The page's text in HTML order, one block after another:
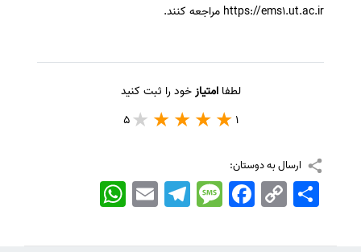
سفارش تهیه کاورلتر
https://ems۱.ut.ac.ir مراجعه کنند.
لطفاامتیازخود را ثبت کنید
1
5
ارسال به دوستان:
WhatsApp EmailTelegramMessageFacebook Copy
Link
اشتراک